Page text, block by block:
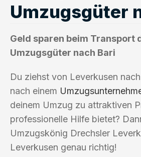
Umzugsgüter
Geld sparen beim Transport
Umzugsgüter nach Bari
Du ziehst von Leverkusen
nach einem
deinem Umzug zu attraktiven
professionelle Hilfe bietet?
Umzugskönig Drechsler
Leverkusen genau richtig!